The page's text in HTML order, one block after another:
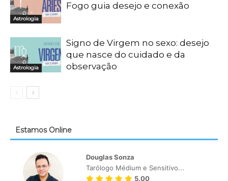
Astrologia
Fogo guia desejo e conexão
Astrologia
Signo de Virgem no sexo: desejo
que nasce do cuidado e da
observação
Estamos Online